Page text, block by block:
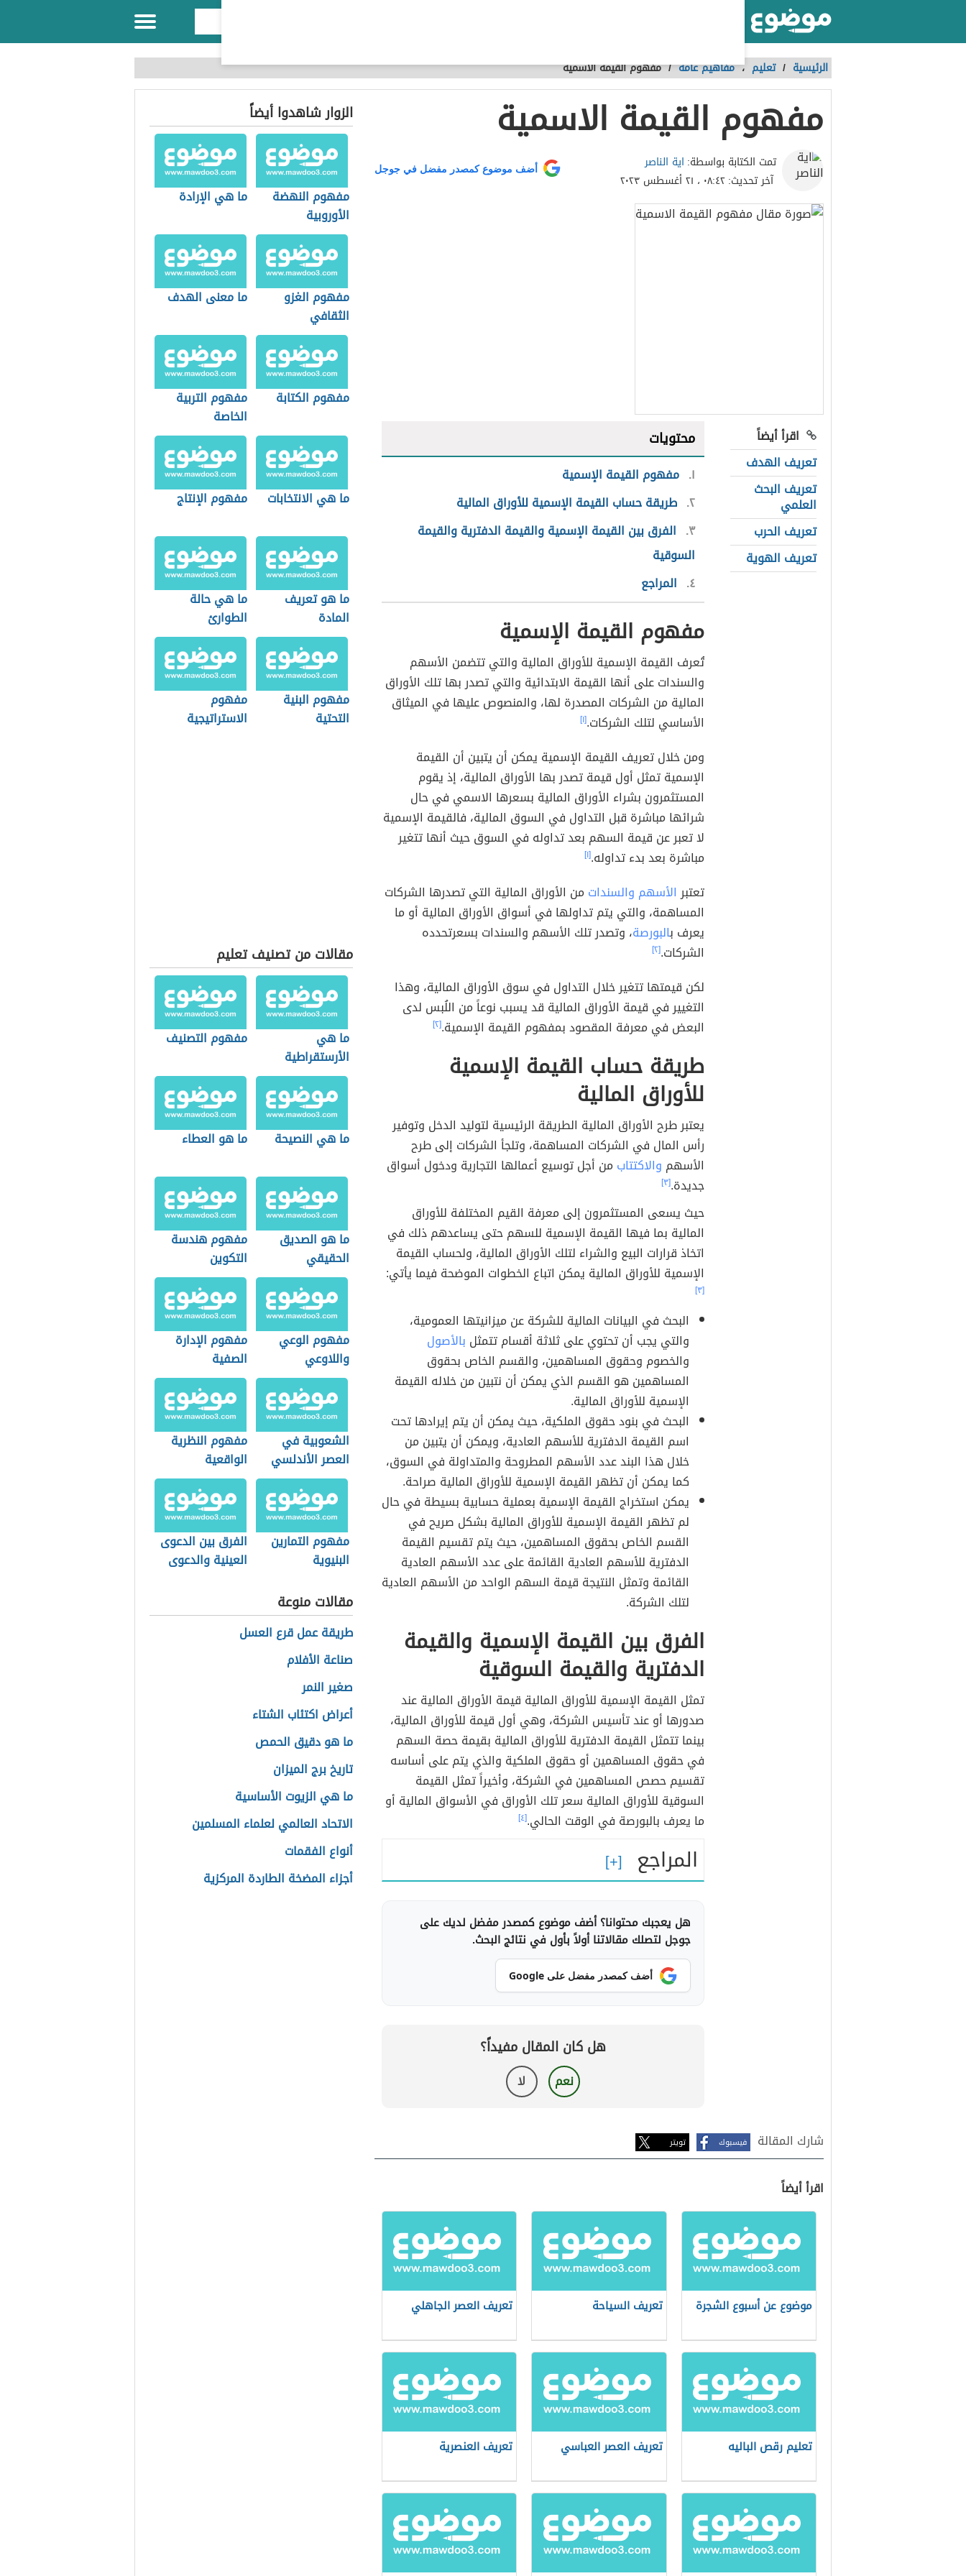
الرئيسية / تعليم ،مفاهيم عامة /مفهوم القيمة الاسمية
مفهوم القيمة الاسمية
تمت الكتابة بواسطة: اية الناصر
آخر تحديث:٠٨:٤٢ ، ٢١ أغسطس ٢٠٢٣
أضف موضوع كمصدر مفضل في جوجل
اقرأ أيضاً
تعريف الهدف
تعريف البحث
العلمي
تعريف الحرب
تعريف الهوية
محتويات
١ مفهوم القيمة الإسمية
٢ طريقة حساب القيمة الإسمية للأوراق المالية
٣ الفرق بين القيمة الإسمية والقيمة الدفترية والقيمة
السوقية
٤ المراجع
مفهوم القيمة الإسمية
تُعرف القيمة الإسمية للأوراق المالية والتي تتضمن الأسهم
والسندات على أنها القيمة الابتدائية والتي تصدر بها تلك الأوراق
المالية من الشركات المصدرة لها، والمنصوص عليها في الميثاق
الأساسي لتلك الشركات.[١]
ومن خلال تعريف القيمة الإسمية يمكن أن يتبين أن القيمة
الإسمية تمثل أول قيمة تصدر بها الأوراق المالية، إذ يقوم
المستثمرون بشراء الأوراق المالية بسعرها الاسمي في حال
شرائها مباشرة قبل التداول في السوق المالية، فالقيمة الإسمية
لا تعبر عن قيمة السهم بعد تداوله في السوق حيث أنها تتغير
مباشرة بعد بدء تداوله.[١]
تعتبرالأسهم والسندات من الأوراق المالية التي تصدرها الشركات
المساهمة، والتي يتم تداولها في أسواق الأوراق المالية أو ما
يعرف بالبورصة، وتصدر تلك الأسهم والسندات بسعرتحدده
الشركات.[٢]
لكن قيمتها تتغير خلال التداول في سوق الأوراق المالية، وهذا
التغيير في قيمة الأوراق المالية قد يسبب نوعاً من اللُبس لدى
البعض في معرفة المقصود بمفهوم القيمة الإسمية.[٢]
طريقة حساب القيمة الإسمية
للأوراق المالية
يعتبر طرح الأوراق المالية الطريقة الرئيسية لتوليد الدخل وتوفير
رأس المال في الشركات المساهمة، وتلجأ الشركات إلى طرح
الأسهم والاكتتاب من أجل توسيع أعمالها التجارية ودخول أسواق
جديدة.[٣]
حيث يسعى المستثمرون إلى معرفة القيم المختلفة للأوراق
المالية بما فيها القيمة الإسمية للسهم حتى يساعدهم ذلك في
اتخاذ قرارات البيع والشراء لتلك الأوراق المالية، ولحساب القيمة
الإسمية للأوراق المالية يمكن اتباع الخطوات الموضحة فيما يأتي:
[٣]
البحث في البيانات المالية للشركة عن ميزانيتها العمومية،
والتي يجب أن تحتوي على ثلاثة أقسام تتمثل بالأصول
والخصوم وحقوق المساهمين، والقسم الخاص بحقوق
المساهمين هو القسم الذي يمكن أن نتبين من خلاله القيمة
الإسمية للأوراق المالية.
البحث في بنود حقوق الملكية، حيث يمكن أن يتم إيرادها تحت
اسم القيمة الدفترية للأسهم العادية، ويمكن أن يتبين من
خلال هذا البند عدد الأسهم المطروحة والمتداولة في السوق،
كما يمكن أن تظهر القيمة الإسمية للأوراق المالية صراحة.
يمكن استخراج القيمة الإسمية بعملية حسابية بسيطة في حال
لم تظهر القيمة الإسمية للأوراق المالية بشكل صريح في
القسم الخاص بحقوق المساهمين، حيث يتم تقسيم القيمة
الدفترية للأسهم العادية القائمة على عدد الأسهم العادية
القائمة وتمثل النتيجة قيمة السهم الواحد من الأسهم العادية
لتلك الشركة.
الفرق بين القيمة الإسمية والقيمة
الدفترية والقيمة السوقية
تمثل القيمة الإسمية للأوراق المالية قيمة الأوراق المالية عند
صدورها أو عند تأسيس الشركة، وهي أول قيمة للأوراق المالية،
بينما تتمثل القيمة الدفترية للأوراق المالية بقيمة حصة السهم
في حقوق المساهمين أو حقوق الملكية والذي يتم على أساسه
تقسيم حصص المساهمين في الشركة، وأخيراً تمثل القيمة
السوقية للأوراق المالية سعر تلك الأوراق في الأسواق المالية أو
ما يعرف بالبورصة في الوقت الحالي.[٤]
المراجع
هل يعجبك محتوانا؟ أضف موضوع كمصدر مفضل لديك على
جوجل لتصلك مقالاتنا أولاً بأول في نتائج البحث.
أضف كمصدر مفضل على Google
هل كان المقال مفيداً؟
نعم لا
شارك المقالة فيسبوك تويتر
اقرأ أيضاً
موضوع عن أسبوع الشجرة تعريف السياحة تعريف العصر الجاهلي
تعليم رقص الباليه تعريف العصر العباسي تعريف العنصرية
الزوار شاهدوا أيضاً
مفهوم النهضة
الأوروبية
ما هي الإرادة
مفهوم الغزو
الثقافي
ما معنى الهدف
مفهوم الكتابة
مفهوم التربية
الخاصة
ما هي الانتخابات مفهوم الإنتاج
ما هو تعريف
المادة
ما هي حالة
الطوارئ
مفهوم البنية
التحتية
مفهوم
الاستراتيجية
مقالات من تصنيف تعليم
ما هي
الأرستقراطية
مفهوم التصنيف
ما هي النصيحة ما هو العطاء
ما هو الصديق
الحقيقي
مفهوم هندسة
التكوين
مفهوم الوعي
واللاوعي
مفهوم الإدارة
الصفية
الشعوبية في
العصر الأندلسي
مفهوم النظرية
الواقعية
الكلاسيكية في
العلاقات الدولية
مفهوم التمارين
البنيوية
الفرق بين الدعوى
العينية والدعوى
مقالات منوعة
طريقة عمل قرع العسل
صناعة الأفلام
صغير النمر
أعراض اكتئاب الشتاء
ما هو دقيق الحمص
تاريخ برج الميزان
ما هي الزيوت الأساسية
الاتحاد العالمي لعلماء المسلمين
أنواع الفقمات
أجزاء المضخة الطاردة المركزية